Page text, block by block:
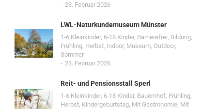
23. Februar 2026
LWL-Naturkundemuseum Münster
1-6 Kleinkinder, 6-18 Kinder, Barrierefrei, Bildung,
Frühling, Herbst, Indoor, Museum, Outdoor,
Sommer
23. Februar 2026
Reit- und Pensionsstall Sperl
1-6 Kleinkinder, 6-18 Kinder, Bauernhof, Frühling,
Herbst, Kindergeburtstag, Mit Gastronomie, Mit